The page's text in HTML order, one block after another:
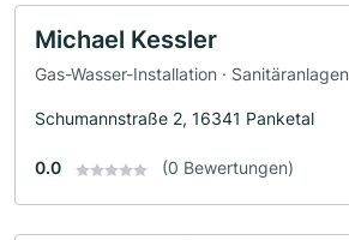
Michael Kessler
Gas-Wasser-Installation · Sanitäranlagen
Schumannstraße 2, 16341 Panketal
0.0 (0 Bewertungen)